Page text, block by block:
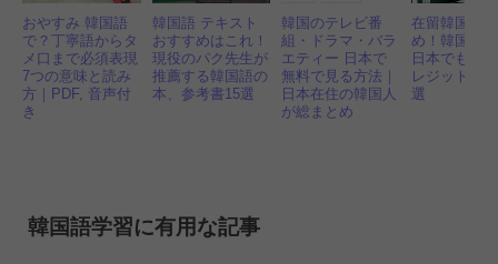
おやすみ 韓国語
で？丁寧語からタ
メ口まで必須表現
7つの意味と読み
方｜PDF, 音声付
き
韓国語 テキスト
おすすめはこれ！
現役のパク先生が
推薦する韓国語の
本、参考書15選
韓国のテレビ番
組・ドラマ・バラ
エティー 日本で
無料で見る方法｜
日本在住の韓国人
が総まとめ
在留韓国人
め！韓国で
日本でもお
レジットカ
選
韓国語学習に有用な記事